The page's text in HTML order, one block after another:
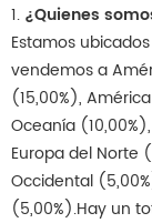
1. ¿Quienes
Estamos
vendemos a
(15,00%),
Oceanía
Europa del Norte
Occidental
(5,00%).Hay un